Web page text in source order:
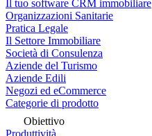
Il tuo software CRM immobiliare
Organizzazioni Sanitarie
Pratica Legale
Il Settore Immobiliare
Società di Consulenza
Aziende del Turismo
Aziende Edili
Negozi ed eCommerce
Categorie di prodotto
Obiettivo
Produttività